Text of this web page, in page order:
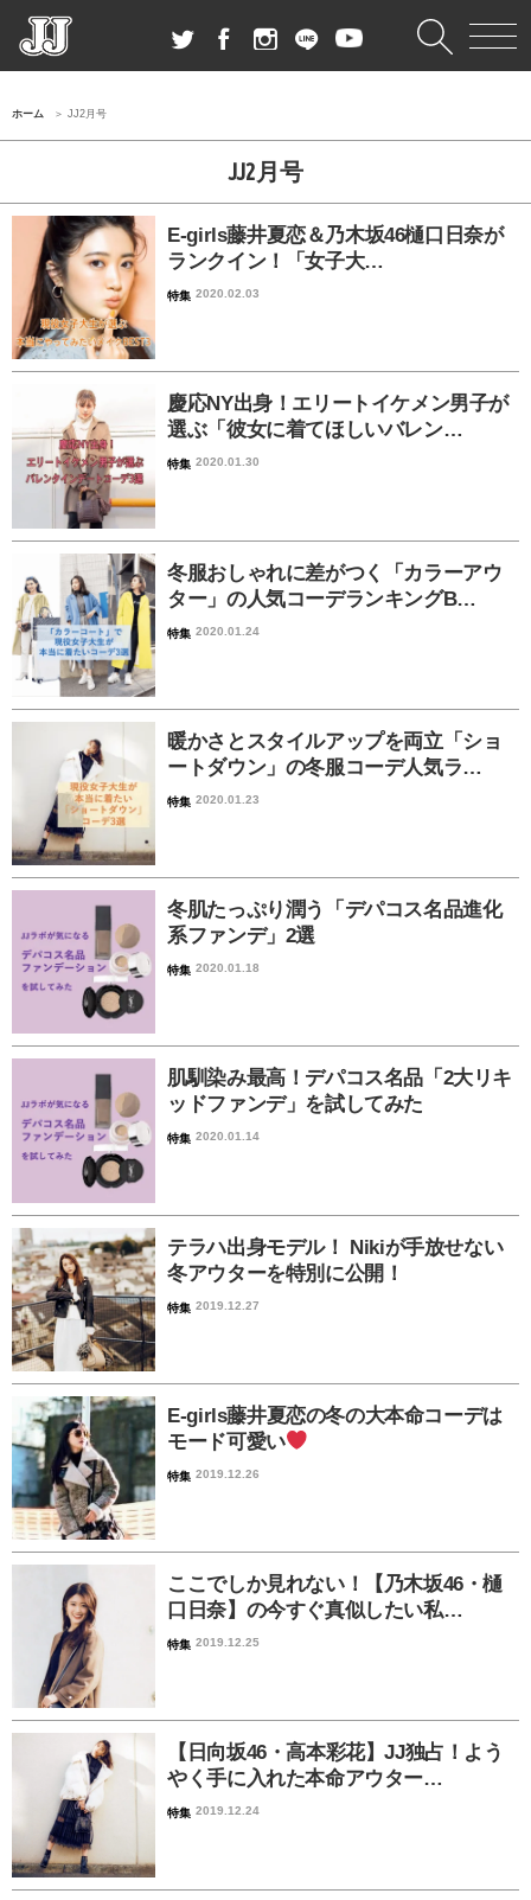
ホーム JJ2月号
JJ2月号
E-girls藤井夏恋＆乃木坂46樋口日奈が
ランクイン！「女子大…
特集 2020.02.03
慶応NY出身！エリートイケメン男子が
選ぶ「彼女に着てほしいバレン…
特集 2020.01.30
冬服おしゃれに差がつく「カラーアウ
ター」の人気コーデランキングB…
特集 2020.01.24
暖かさとスタイルアップを両立「ショ
ートダウン」の冬服コーデ人気ラ…
特集 2020.01.23
冬肌たっぷり潤う「デパコス名品進化
系ファンデ」2選
特集 2020.01.18
肌馴染み最高！デパコス名品「2大リキ
ッドファンデ」を試してみた
特集 2020.01.14
テラハ出身モデル！ Nikiが手放せない
冬アウターを特別に公開！
特集 2019.12.27
E-girls藤井夏恋の冬の大本命コーデは
モード可愛い
特集 2019.12.26
ここでしか見れない！【乃木坂46・樋
口日奈】の今すぐ真似したい私…
特集 2019.12.25
【日向坂46・高本彩花】JJ独占！よう
やく手に入れた本命アウター…
特集 2019.12.24